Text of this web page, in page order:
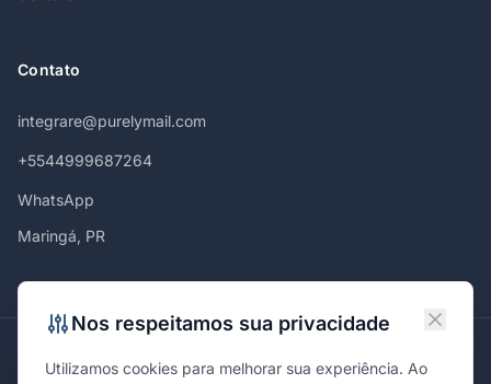
Contato
integrare@purelymail.com
+5544999687264
WhatsApp
Maringá, PR
Nos respeitamos sua privacidade
Utilizamos cookies para melhorar sua experiência. Ao